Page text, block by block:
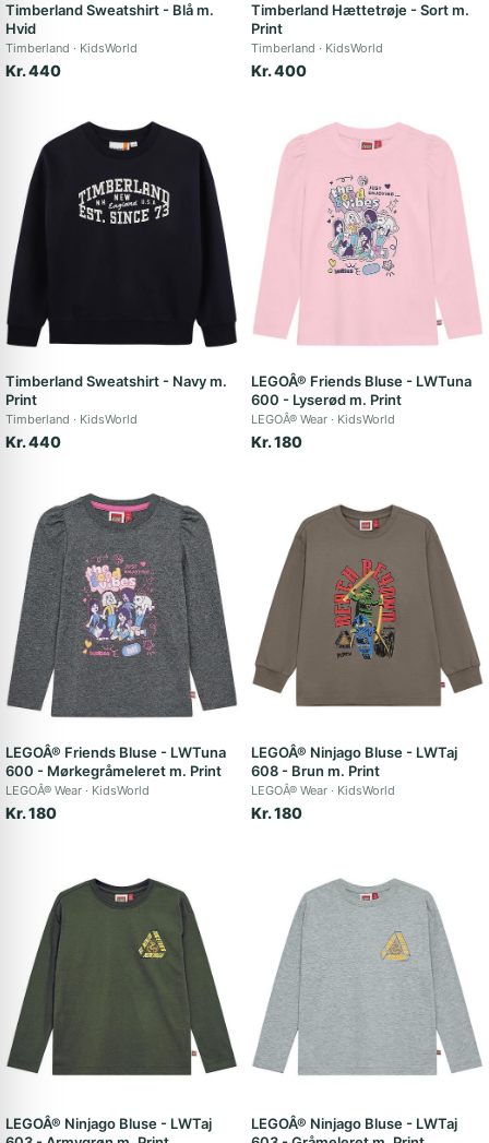
Timberland Sweatshirt - Blå m.
Hvid
Timberland KidsWorld
Kr. 440
Timberland Hættetrøje - Sort m.
Print
Timberland KidsWorld
Kr. 400
Timberland Sweatshirt - Navy m.
Print
Timberland KidsWorld
Kr. 440
LEGOÂ® Friends Bluse - LWTuna
600 - Lyserød m. Print
LEGOÂ® Wear KidsWorld
Kr. 180
LEGOÂ® Friends Bluse - LWTuna
600 - Mørkegråmeleret m. Print
LEGOÂ® Wear KidsWorld
Kr. 180
LEGOÂ® Ninjago Bluse - LWTaj
608 - Brun m. Print
LEGOÂ® Wear KidsWorld
Kr. 180
LEGOÂ® Ninjago Bluse - LWTaj
LEGOÂ® Ninjago Bluse - LWTaj